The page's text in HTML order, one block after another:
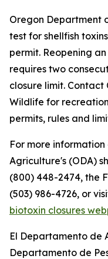
Oregon Department
test for shellfish
permit. Reopening
requires two
closure limit.
Wildlife for
permits, rules and
For more
Agriculture's (ODA)
(800) 448-2474, the
(503) 986-4726, or
biotoxin closures
El Departamento de
Departamento de